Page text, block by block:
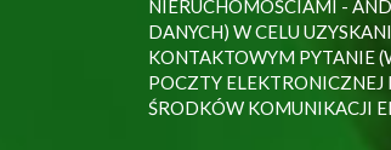
NIERUCHOMOŚCIAMI -
DANYCH) W CELU
KONTAKTOWYM PYTANIE
POCZTY
ŚRODKÓW KOMUNIKACJI